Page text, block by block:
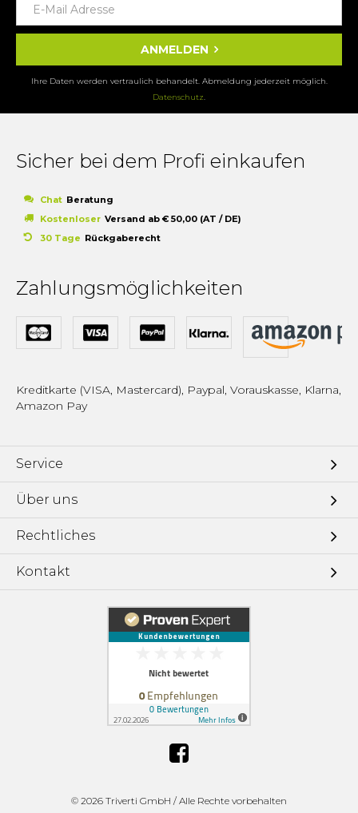
ANMELDEN
Ihre Daten werden vertraulich behandelt. Abmeldung jederzeit möglich.
Datenschutz.
Sicher bei dem Profi einkaufen
Chat Beratung
Kostenloser Versand ab € 50,00 (AT / DE)
30 Tage Rückgaberecht
Zahlungsmöglichkeiten
Kreditkarte (VISA, Mastercard), Paypal, Vorauskasse, Klarna,
Amazon Pay
Service
Über uns
Rechtliches
Kontakt
© 2026 Triverti GmbH / Alle Rechte vorbehalten